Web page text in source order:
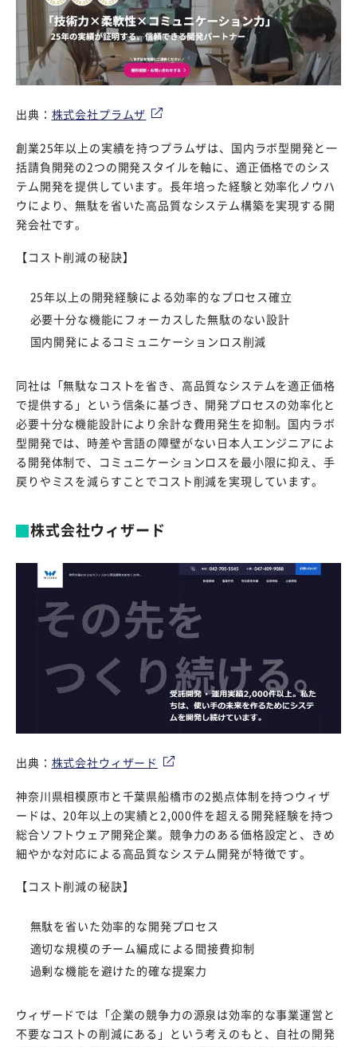
出典： 株式会社プラムザ
創業25年以上の実績を持つプラムザは、国内ラボ型開発と一
括請負開発の2つの開発スタイルを軸に、適正価格でのシス
テム開発を提供しています。長年培った経験と効率化ノウハ
ウにより、無駄を省いた高品質なシステム構築を実現する開
発会社です。
【コスト削減の秘訣】
25年以上の開発経験による効率的なプロセス確立
必要十分な機能にフォーカスした無駄のない設計
国内開発によるコミュニケーションロス削減
同社は「無駄なコストを省き、高品質なシステムを適正価格
で提供する」という信条に基づき、開発プロセスの効率化と
必要十分な機能設計により余計な費用発生を抑制。国内ラボ
型開発では、時差や言語の障壁がない日本人エンジニアによ
る開発体制で、コミュニケーションロスを最小限に抑え、手
戻りやミスを減らすことでコスト削減を実現しています。
株式会社ウィザード
出典： 株式会社ウィザード
神奈川県相模原市と千葉県船橋市の2拠点体制を持つウィザ
ードは、20年以上の実績と2,000件を超える開発経験を持つ
総合ソフトウェア開発企業。競争力のある価格設定と、きめ
細やかな対応による高品質なシステム開発が特徴です。
【コスト削減の秘訣】
無駄を省いた効率的な開発プロセス
適切な規模のチーム編成による間接費抑制
過剰な機能を避けた的確な提案力
ウィザードでは「企業の競争力の源泉は効率的な事業運営と
不要なコストの削減にある」という考えのもと、自社の開発